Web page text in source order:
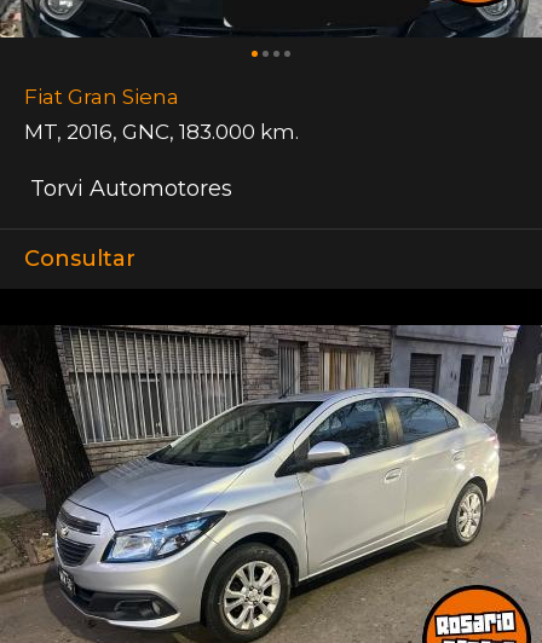
Fiat Gran Siena
MT, 2016, GNC, 183.000 km.
Torvi Automotores
Consultar